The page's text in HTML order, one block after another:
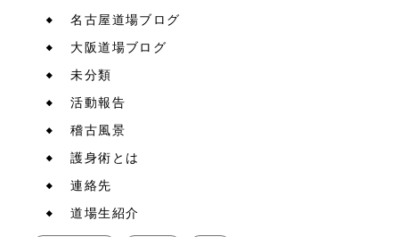
名古屋道場ブログ
大阪道場ブログ
未分類
活動報告
稽古風景
護身術とは
連絡先
道場生紹介